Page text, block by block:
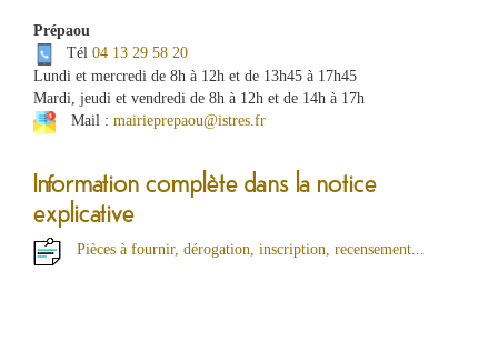
Prépaou
Tél 04 13 29 58 20
Lundi et mercredi de 8h à 12h et de 13h45 à 17h45
Mardi, jeudi et vendredi de 8h à 12h et de 14h à 17h
Mail : mairieprepaou@istres.fr
Information complète dans la notice
explicative
Pièces à fournir, dérogation, inscription, recensement...